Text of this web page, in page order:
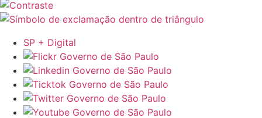
SP + Digital